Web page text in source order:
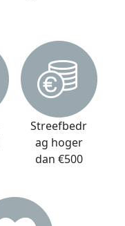
Streefbedr
ag hoger
dan €500